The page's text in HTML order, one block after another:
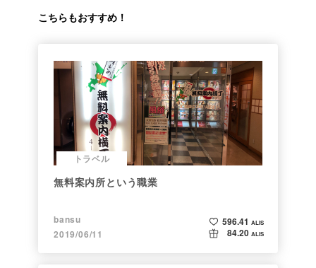
こちらもおすすめ！
トラベル
無料案内所という職業
bansu
2019/06/11
596.41 ALIS
84.20 ALIS